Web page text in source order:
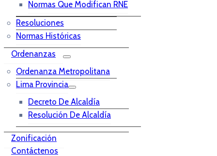
Normas Que Modifican RNE
Resoluciones
Normas Históricas
Ordenanzas
Ordenanza Metropolitana
Lima Provincia
Decreto De Alcaldía
Resolución De Alcaldía
Zonificación
Contáctenos